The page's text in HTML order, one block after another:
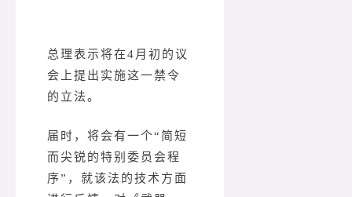
总理表示将在4月初的议
会上提出实施这一禁令
的立法。
届时，将会有一个“简短
而尖锐的特别委员会程
序”，就该法的技术方面